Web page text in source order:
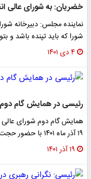
خضریان: به شورای عالی
نماینده مجلس: دبیرخانه
شورا که باید تپنده باشد و
۴ دی ۱۴۰۱
رئیسی در همایش گام
همایش گام دوم شورای عالی
۱۹ آذر ماه ۱۴۰۱ با حضور حجت الاسلام سید ابراهیم رئیس،…
۱۹ آذر ۱۴۰۱